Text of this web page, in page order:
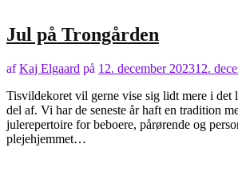
Jul på Trongården
afKaj Elgaard på 12. december 202312.
Tisvildekoret vil gerne vise sig lidt mere i det
del af. Vi har de seneste år haft en tradition
julerepertoire for beboere, pårørende og
plejehjemmet…